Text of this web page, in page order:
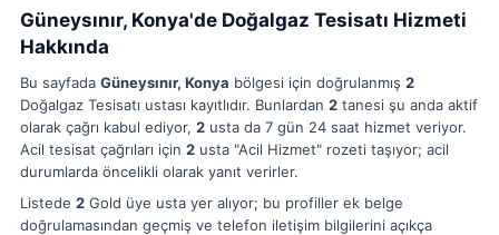
Güneysınır, Konya'de Doğalgaz Tesisatı Hizmeti
Hakkında
Bu sayfada Güneysınır, Konya bölgesi için doğrulanmış 2
Doğalgaz Tesisatı ustası kayıtlıdır. Bunlardan 2 tanesi şu anda aktif
olarak çağrı kabul ediyor, 2 usta da 7 gün 24 saat hizmet veriyor.
Acil tesisat çağrıları için 2 usta "Acil Hizmet" rozeti taşıyor; acil
durumlarda öncelikli olarak yanıt verirler.
Listede 2 Gold üye usta yer alıyor; bu profiller ek belge
doğrulamasından geçmiş ve telefon iletişim bilgilerini açıkça